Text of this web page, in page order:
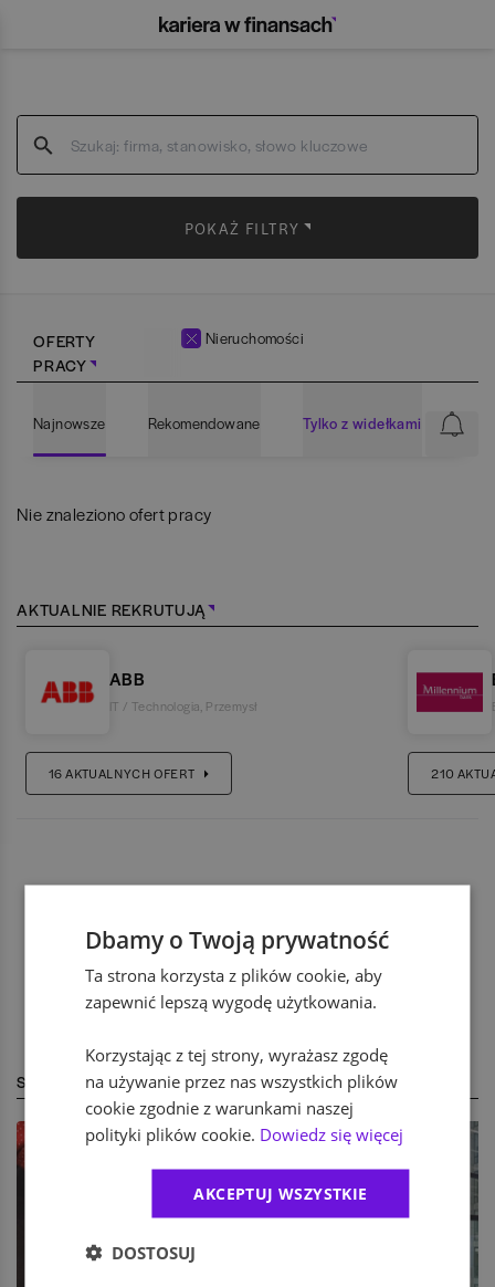
POKAŻ FILTRY
OFERTY
PRACY
Nieruchomości
Najnowsze Rekomendowane Tylko z widełkami
Nie znaleziono ofert pracy
AKTUALNIE REKRUTUJĄ
ABB
IT / Technologia Przemysł
16AKTUALNYCH OFERT 210
STREFA EKSPERTA
Dbamy o Twoją prywatność
Ta strona korzysta z plików cookie, aby
zapewnić lepszą wygodę użytkowania.
Korzystając z tej strony, wyrażasz zgodę
na używanie przez nas wszystkich plików
cookie zgodnie z warunkami naszej
polityki plików cookie. Dowiedz się więcej
AKCEPTUJ WSZYSTKIE
DOSTOSUJ